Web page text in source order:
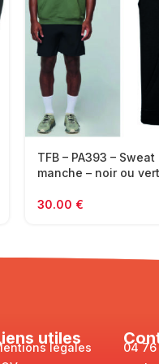
TFB – PA393 –
manche – noir ou vert
30.00 €
utiles
légales
04 76